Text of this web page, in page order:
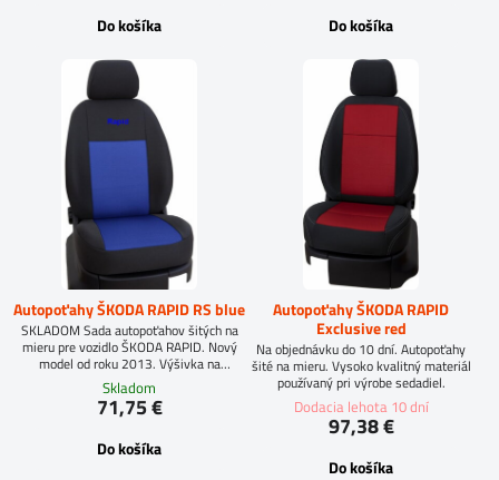
Do košíka Do košíka
Autopoťahy ŠKODA RAPID RS blue
SKLADOM Sada autopoťahov šitých na
mieru pre vozidlo ŠKODA RAPID. Nový
model od roku 2013. Výšivka na
predných sedadlách. Materiál: Vysoko
Skladom
71,75 €
Do košíka
Autopoťahy ŠKODA RAPID
Exclusive red
Na objednávku do 10 dní. Autopoťahy
šité na mieru. Vysoko kvalitný materiál
používaný pri výrobe sedadiel.
Dodacia lehota 10 dní
97,38 €
Do košíka